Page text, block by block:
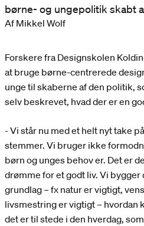
børne- og ungepolitik skabt
Af Mikkel Wolf
Forskere fra Designskolen
at bruge børne-centrerede
unge til skaberne af den politik,
selv beskrevet, hvad der er en
- Vi står nu med et helt nyt take
stemmer. Vi bruger ikke
børn og unges behov er. Det er
drømme for et godt liv. Vi bygger
grundlag – fx natur er vigtigt,
livsmestring er vigtigt – hvordan
det er til stede i den hverdag,